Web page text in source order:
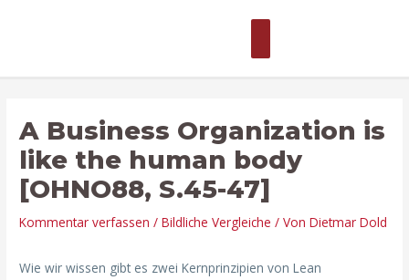
Hauptmenü
A Business Organization is
like the human body
[OHNO88, S.45-47]
Kommentar verfassen /Bildliche Vergleiche / VonDietmar Dold
Wie wir wissen gibt es zwei Kernprinzipien von Lean